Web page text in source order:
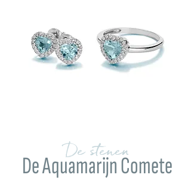
De stenen
De Aquamarijn Comete